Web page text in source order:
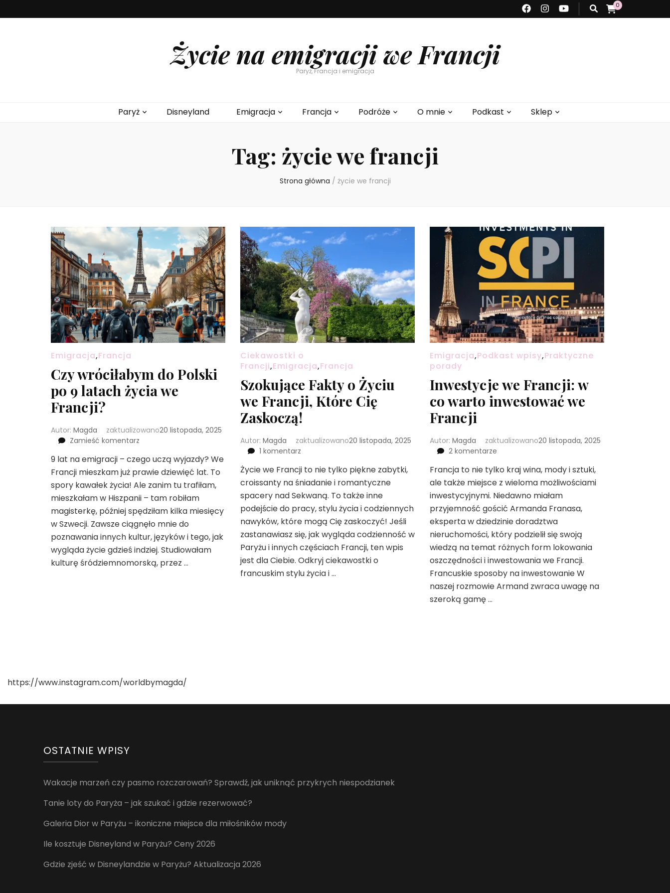
0
Życie na emigracji we Francji
Paryż, Francja i emigracja
Paryż Disneyland Emigracja Francja Podróże O mnie Podkast Sklep
Tag: życie we francji
Strona główna / życie we francji
Emigracja,Francja
Czy wróciłabym do Polski
po 9 latach życia we
Francji?
Autor: Magda zaktualizowano20 listopada, 2025
Zamieść komentarz
Czy
wróciłabym
do
Polski
po
9
latach
życia
we
Francji?
9 lat na emigracji – czego uczą wyjazdy? We
Francji mieszkam już prawie dziewięć lat. To
spory kawałek życia! Ale zanim tu trafiłam,
mieszkałam w Hiszpanii – tam robiłam
magisterkę, później spędziłam kilka miesięcy
w Szwecji. Zawsze ciągnęło mnie do
poznawania innych kultur, języków i tego, jak
wygląda życie gdzieś indziej. Studiowałam
kulturę śródziemnomorską, przez …
Ciekawostki o
Francji,Emigracja,Francja
Szokujące Fakty o Życiu
we Francji, Które Cię
Zaskoczą!
Autor: Magda zaktualizowano20 listopada, 2025
1 komentarzdo
Fakty
o
Życiu
Francji,
Które
Cię
Zaskoczą!
Życie we Francji to nie tylko piękne zabytki,
croissanty na śniadanie i romantyczne
spacery nad Sekwaną. To także inne
podejście do pracy, stylu życia i codziennych
nawyków, które mogą Cię zaskoczyć! Jeśli
zastanawiasz się, jak wygląda codzienność w
Paryżu i innych częściach Francji, ten wpis
jest dla Ciebie. Odkryj ciekawostki o
francuskim stylu życia i …
Emigracja,Podkast wpisy,Praktyczne
porady
Inwestycje we Francji: w
co warto inwestować we
Francji
Autor: Magda zaktualizowano20 listopada, 2025
2 komentarzedo
we
Francji:
w
co
warto
inwestować
we
Francji
Francja to nie tylko kraj wina, mody i sztuki,
ale także miejsce z wieloma możliwościami
inwestycyjnymi. Niedawno miałam
przyjemność gościć Armanda Franasa,
eksperta w dziedzinie doradztwa
nieruchomości, który podzielił się swoją
wiedzą na temat różnych form lokowania
oszczędności i inwestowania we Francji.
Francuskie sposoby na inwestowanie W
naszej rozmowie Armand zwraca uwagę na
szeroką gamę …
https://www.instagram.com/worldbymagda/
OSTATNIE WPISY
Wakacje marzeń czy pasmo rozczarowań? Sprawdź, jak uniknąć przykrych niespodzianek
Tanie loty do Paryża – jak szukać i gdzie rezerwować?
Galeria Dior w Paryżu – ikoniczne miejsce dla miłośników mody
Ile kosztuje Disneyland w Paryżu? Ceny 2026
Gdzie zjeść w Disneylandzie w Paryżu? Aktualizacja 2026